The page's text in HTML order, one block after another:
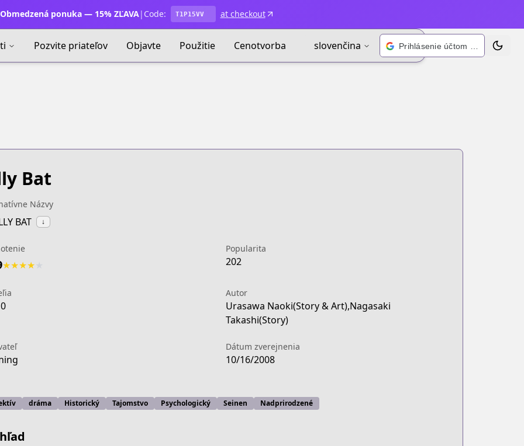
ponuka — 15% ZĽAVA| Code: T1P15VV at checkout
Pozvite priateľov Objavte Použitie Cenotvorba slovenčina Zmeniť
Bat
Názvy
BAT ↓
★★★★
Popularita
202
Autor
Urasawa Naoki(Story & Art),Nagasaki
Takashi(Story)
Dátum zverejnenia
10/16/2008
dráma Historický Tajomstvo Psychologický Seinen Nadprirodzené